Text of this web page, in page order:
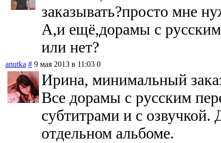
заказывать?просто мне
А,и ещё,дорамы с
или нет?
anutka # 9 мая 2013 в 11:03 0
Ирина, минимальный
Все дорамы с русским
субтитрами и с озвучкой.
отдельном альбоме.